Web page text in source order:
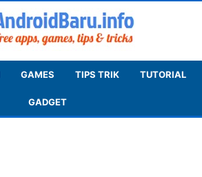
GAMES TIPS TRIK TUTORIAL
GADGET